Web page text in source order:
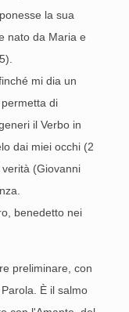
la sua
nato da Maria e
mi dia un
di
il Verbo in
dai miei occhi (2
(Giovanni
benedetto nei
preliminare, con
È il salmo